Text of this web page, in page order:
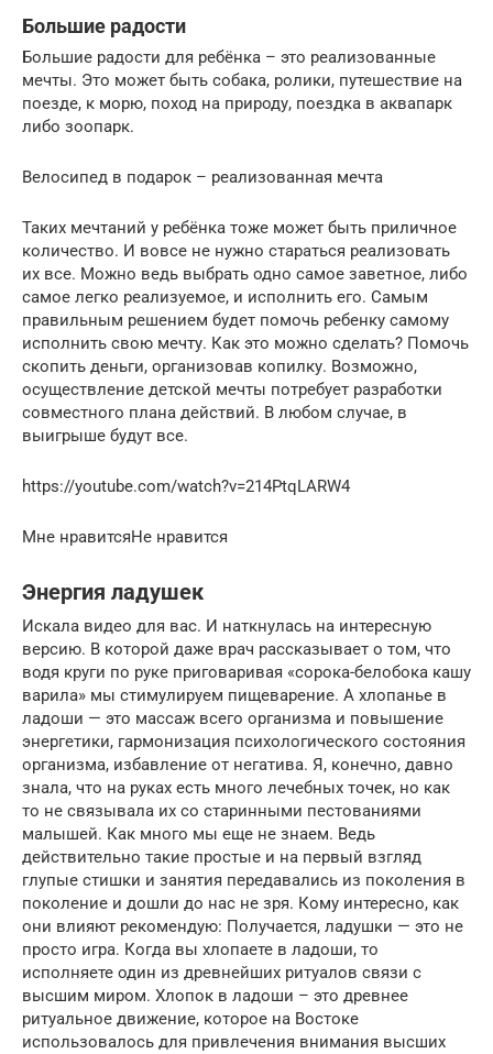
Большие радости
Большие радости для ребёнка – это реализованные
мечты. Это может быть собака, ролики, путешествие на
поезде, к морю, поход на природу, поездка в аквапарк
либо зоопарк.
Велосипед в подарок – реализованная мечта
Таких мечтаний у ребёнка тоже может быть приличное
количество. И вовсе не нужно стараться реализовать
их все. Можно ведь выбрать одно самое заветное, либо
самое легко реализуемое, и исполнить его. Самым
правильным решением будет помочь ребенку самому
исполнить свою мечту. Как это можно сделать? Помочь
скопить деньги, организовав копилку. Возможно,
осуществление детской мечты потребует разработки
совместного плана действий. В любом случае, в
выигрыше будут все.
https://youtube.com/watch?v=214PtqLARW4
Мне нравитсяНе нравится
Энергия ладушек
Искала видео для вас. И наткнулась на интересную
версию. В которой даже врач рассказывает о том, что
водя круги по руке приговаривая «сорока-белобока кашу
варила» мы стимулируем пищеварение. А хлопанье в
ладоши — это массаж всего организма и повышение
энергетики, гармонизация психологического состояния
организма, избавление от негатива. Я, конечно, давно
знала, что на руках есть много лечебных точек, но как
то не связывала их со старинными пестованиями
малышей. Как много мы еще не знаем. Ведь
действительно такие простые и на первый взгляд
глупые стишки и занятия передавались из поколения в
поколение и дошли до нас не зря. Кому интересно, как
они влияют рекомендую: Получается, ладушки — это не
просто игра. Когда вы хлопаете в ладоши, то
исполняете один из древнейших ритуалов связи с
высшим миром. Хлопок в ладоши – это древнее
ритуальное движение, которое на Востоке
использовалось для привлечения внимания высших